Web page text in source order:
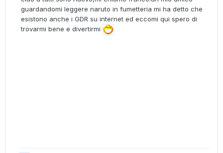
guardandomi leggere naruto in fumetteria mi ha detto che
esistono anche i GDR su internet ed eccomi qui spero di
trovarmi bene e divertirmi